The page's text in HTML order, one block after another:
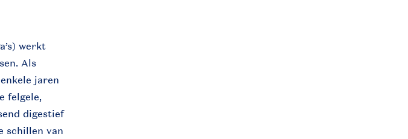
werkt
Als
jaren
felgele,
digestief
schillen van